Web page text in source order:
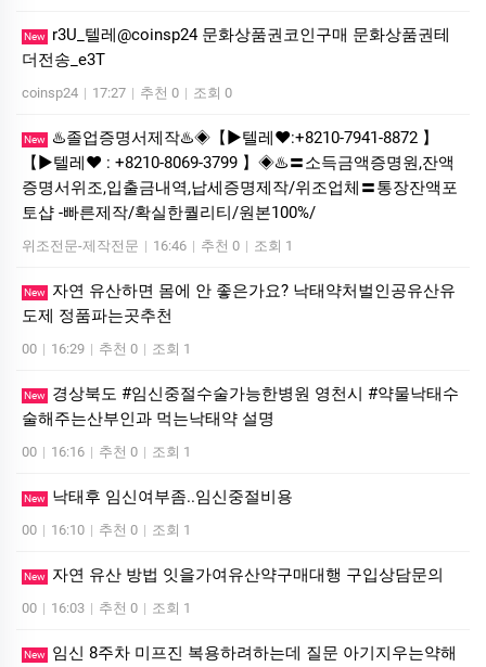
New
r3U_텔레@coinsp24 문화상품권코인구매 문화상품권테
더전송_e3T
coinsp24 | 17:27 | 추천 0 | 조회 0
New
♨️졸업증명서제작♨️◈【▶텔레♥:+8210-7941-8872 】
【▶텔레♥ : +8210-8069-3799 】◈♨️〓소득금액증명원,잔액
증명서위조,입출금내역,납세증명제작/위조업체〓통장잔액포
토샵 -빠른제작/확실한퀄리티/원본100%/
위조전문-제작전문 | 16:46 | 추천 0 | 조회 1
New
자연 유산하면 몸에 안 좋은가요? 낙태약처벌인공유산유
도제 정품파는곳추천
00 | 16:29 | 추천 0 | 조회 1
New
경상북도 #임신중절수술가능한병원 영천시 #약물낙태수
술해주는산부인과 먹는낙­태약 설명
00 | 16:16 | 추천 0 | 조회 1
New 낙태후 임신여부좀..임신중절비용
00 | 16:10 | 추천 0 | 조회 1
New 자연 유산 방법 잇을가여유산약구매대행 구입상담문의
00 | 16:03 | 추천 0 | 조회 1
New
임신 8주차 미프진 복용하려하는데 질문 아기지우는약해